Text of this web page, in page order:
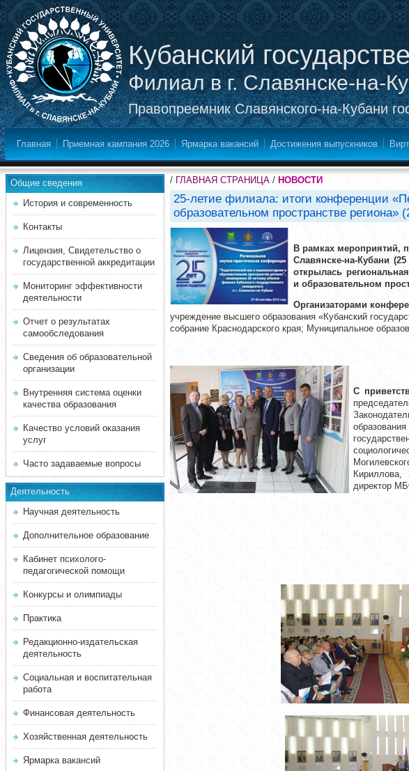
Кубанский
Филиал в г. Славянске-на-
Правопреемник Славянского-на-Кубани
Главная Приемная кампания 2026 Ярмарка вакансий Достижения выпускников
Общие сведения
История и современность
Контакты
Лицензия, Свидетельство о
государственной аккредитации
Мониторинг эффективности
деятельности
Отчет о результатах
самообследования
Сведения об образовательной
организации
Внутренняя система оценки
качества образования
Качество условий оказания
услуг
Часто задаваемые вопросы
Деятельность
Научная деятельность
Дополнительное образование
Кабинет психолого-
педагогической помощи
Конкурсы и олимпиады
Практика
Редакционно-издательская
деятельность
Социальная и воспитательная
работа
Финансовая деятельность
Хозяйственная деятельность
Ярмарка вакансий
/ ГЛАВНАЯ СТРАНИЦА / НОВОСТИ
25-летие филиала: итоги конференции
образовательном пространстве региона»
В рамках мероприятий,
Славянске-на-Кубани
открылась
и образовательном
Организаторами
учреждение высшего образования «Кубанский
собрание Краснодарского края; Муниципальное
С
Кириллова,
директор